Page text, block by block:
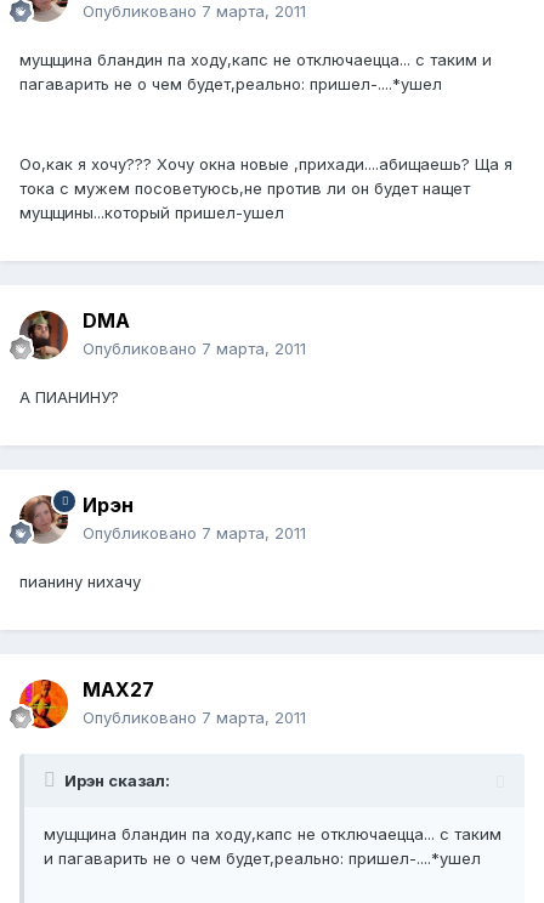
Опубликовано 7 марта, 2011
мущщина бландин па ходу,капс не отключаецца... с таким и
пагаварить не о чем будет,реально: пришел-....*ушел
Оо,как я хочу??? Хочу окна новые ,прихади....абищаешь? Ща я
тока с мужем посоветуюсь,не против ли он будет нащет
мущщины...который пришел-ушел
DMA
Опубликовано 7 марта, 2011
А ПИАНИНУ?
Ирэн
Опубликовано 7 марта, 2011
пианину нихачу
MAX27
Опубликовано 7 марта, 2011
Ирэн сказал:
мущщина бландин па ходу,капс не отключаецца... с таким
и пагаварить не о чем будет,реально: пришел-....*ушел